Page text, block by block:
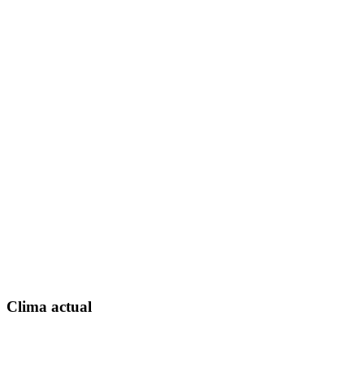
Clima actual